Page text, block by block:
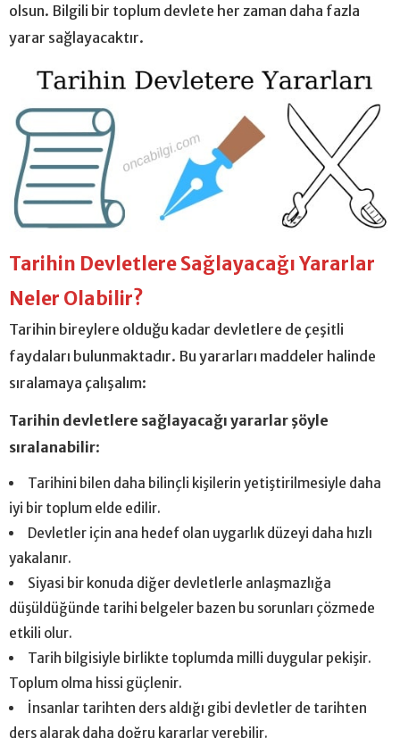
olsun. Bilgili bir toplum devlete her zaman daha fazla
yarar sağlayacaktır.
Tarihin Devletlere Sağlayacağı Yararlar
Neler Olabilir?
Tarihin bireylere olduğu kadar devletlere de çeşitli
faydaları bulunmaktadır. Bu yararları maddeler halinde
sıralamaya çalışalım:
Tarihin devletlere sağlayacağı yararlar şöyle
sıralanabilir:
Tarihini bilen daha bilinçli kişilerin yetiştirilmesiyle daha
iyi bir toplum elde edilir.
Devletler için ana hedef olan uygarlık düzeyi daha hızlı
yakalanır.
Siyasi bir konuda diğer devletlerle anlaşmazlığa
düşüldüğünde tarihi belgeler bazen bu sorunları çözmede
etkili olur.
Tarih bilgisiyle birlikte toplumda milli duygular pekişir.
Toplum olma hissi güçlenir.
İnsanlar tarihten ders aldığı gibi devletler de tarihten
ders alarak daha doğru kararlar verebilir.